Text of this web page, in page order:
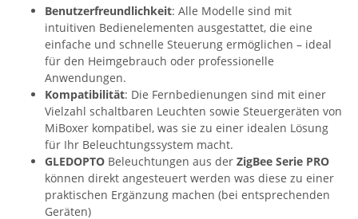
Benutzerfreundlichkeit: Alle Modelle sind mit
intuitiven Bedienelementen ausgestattet, die eine
einfache und schnelle Steuerung ermöglichen – ideal
für den Heimgebrauch oder professionelle
Anwendungen.
Kompatibilität: Die Fernbedienungen sind mit einer
Vielzahl schaltbaren Leuchten sowie Steuergeräten von
MiBoxer kompatibel, was sie zu einer idealen Lösung
für Ihr Beleuchtungssystem macht.
GLEDOPTO Beleuchtungen aus der ZigBee Serie PRO
können direkt angesteuert werden was diese zu einer
praktischen Ergänzung machen (bei entsprechenden
Geräten)